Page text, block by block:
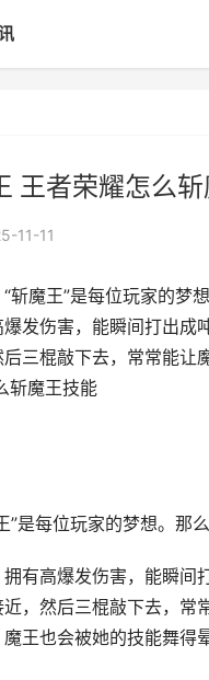
王者荣耀怎么
11-11
斩魔王”是每位玩家的梦
发伤害，能瞬间打出
三棍敲下去，常常能
斩魔王技能
”是每位玩家的梦想。那
有高爆发伤害，能瞬间
，然后三棍敲下去，
王也会被她的技能舞